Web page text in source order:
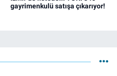
gayrimenkulü satışa çıkarıyor!